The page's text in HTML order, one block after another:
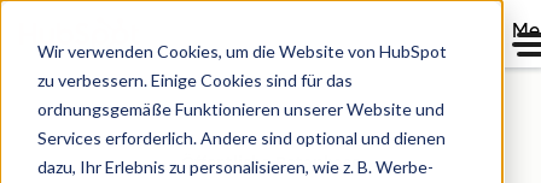
Wir verwenden Cookies, um die Website von HubSpot
zu verbessern. Einige Cookies sind für das
ordnungsgemäße Funktionieren unserer Website und
Services erforderlich. Andere sind optional und dienen
dazu, Ihr Erlebnis zu personalisieren, wie z. B. Werbe-
Öffentliche Betaphase